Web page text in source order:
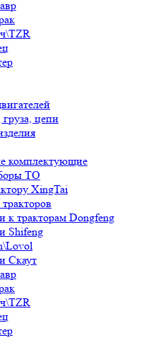
цепи
комплектующие
ТО
XingTai
к тракторам Dongfeng
Shifeng
Скаут